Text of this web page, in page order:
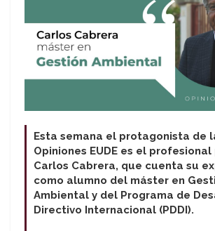
Esta semana el protagonista de
Opiniones EUDE es el
Carlos Cabrera, que cuenta su
como alumno del máster en
Ambiental y del Programa de
Directivo Internacional (PDDI).